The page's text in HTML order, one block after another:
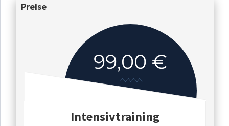
Preise
99,00 €
Intensivtraining